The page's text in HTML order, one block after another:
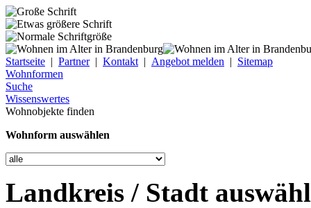
Startseite | Partner| Kontakt | Angebot melden | Sitemap
Wohnformen
Suche
Wissenswertes
Wohnobjekte finden
Wohnform auswählen
Landkreis / Stadt